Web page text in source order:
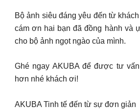
Bộ ảnh siêu đáng yêu đến từ
cám ơn hai bạn đã đồng hành và
cho bộ ảnh ngọt ngào của mình.
Ghé ngay AKUBA để được tư
hơn nhé khách ơi!
AKUBA Tinh tế đến từ sự đơn giản